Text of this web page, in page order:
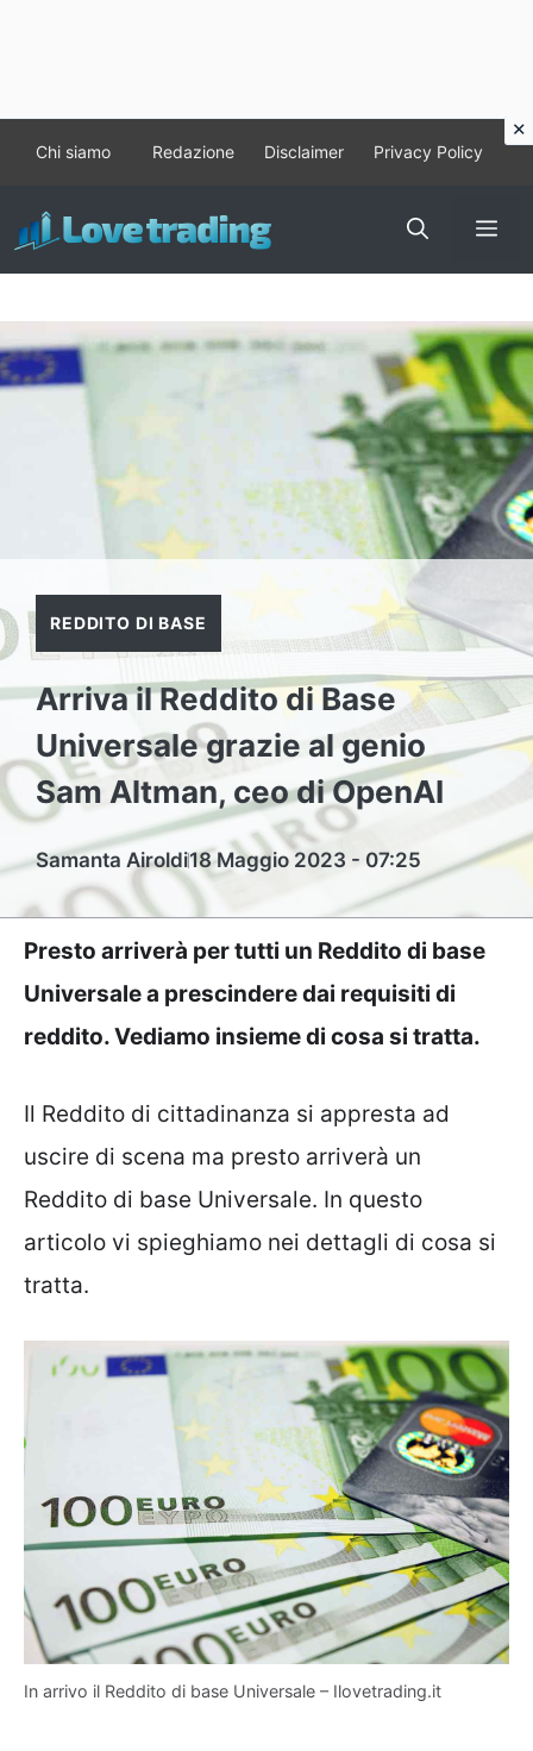
contenuto
Chi siamo Redazione Disclaimer Privacy Policy
REDDITO DI BASE
Arriva il Reddito di Base
Universale grazie al genio
Sam Altman, ceo di OpenAI
Samanta Airoldi18 Maggio 2023 - 07:25
Presto arriverà per tutti un Reddito di base
Universale a prescindere dai requisiti di
reddito. Vediamo insieme di cosa si tratta.
Il Reddito di cittadinanza si appresta ad
uscire di scena ma presto arriverà un
Reddito di base Universale. In questo
articolo vi spieghiamo nei dettagli di cosa si
tratta.
In arrivo il Reddito di base Universale – Ilovetrading.it